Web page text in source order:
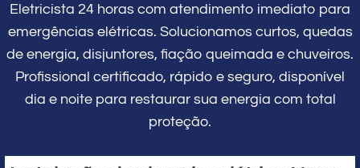
Eletricista 24 horas com atendimento imediato para
emergências elétricas. Solucionamos curtos, quedas
de energia, disjuntores, fiação queimada e chuveiros.
Profissional certificado, rápido e seguro, disponível
dia e noite para restaurar sua energia com total
proteção.